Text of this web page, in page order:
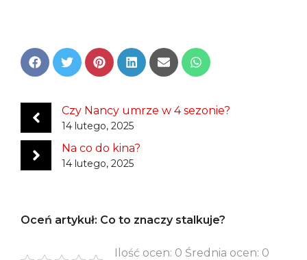
Share
on
Share
on
Share
on
Share
on
Share
on
Share
on
Czy Nancy umrze w 4 sezonie?
14 lutego, 2025
Na co do kina?
14 lutego, 2025
Oceń artykuł: Co to znaczy stalkuje?
Ilość ocen: 0 Średnia ocen: 0